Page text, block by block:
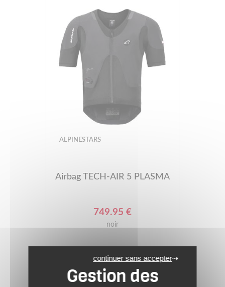
ALPINESTARS
Airbag TECH-AIR 5 PLASMA
749.95 €
noir
continuer sans accepter